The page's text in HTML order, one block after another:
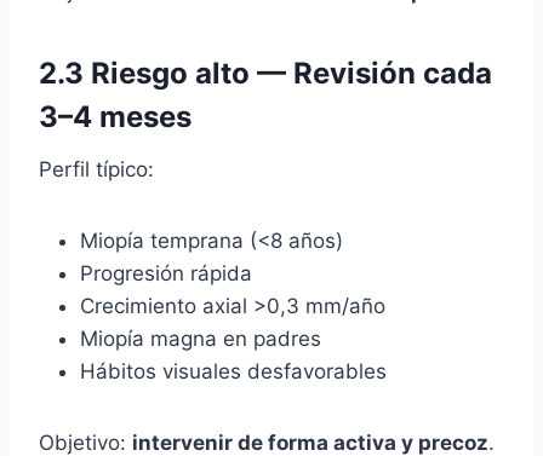
2.3 Riesgo alto — Revisión cada
3–4 meses
Perfil típico:
Miopía temprana (<8 años)
Progresión rápida
Crecimiento axial >0,3 mm/año
Miopía magna en padres
Hábitos visuales desfavorables
Objetivo: intervenir de forma activa y precoz.